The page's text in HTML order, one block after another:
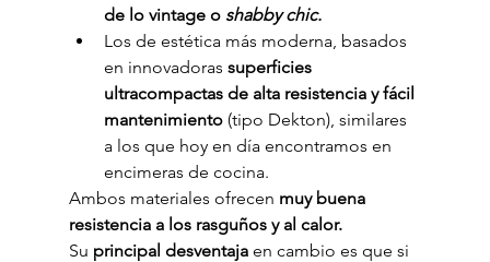
de lo vintage o shabby chic.
Los de estética más moderna, basados
en innovadoras superficies
ultracompactas de alta resistencia y fácil
mantenimiento (tipo Dekton), similares
a los que hoy en día encontramos en
encimeras de cocina.
Ambos materiales ofrecen muy buena
resistencia a los rasguños y al calor.
Su principal desventaja en cambio es que si